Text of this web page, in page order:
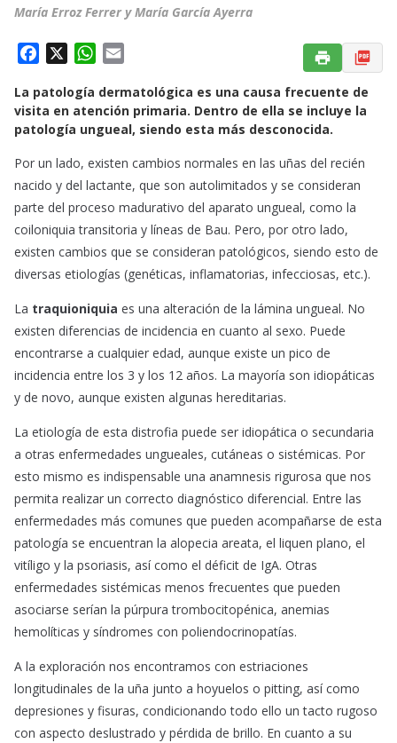
María Erroz Ferrer y María García Ayerra
c
e
b
o
o
k
W
a
t
s
A
p
p
a
i
l
La patología dermatológica es una causa frecuente de
visita en atención primaria. Dentro de ella se incluye la
patología ungueal, siendo esta más desconocida.
Por un lado, existen cambios normales en las uñas del recién
nacido y del lactante, que son autolimitados y se consideran
parte del proceso madurativo del aparato ungueal, como la
coiloniquia transitoria y líneas de Bau. Pero, por otro lado,
existen cambios que se consideran patológicos, siendo esto de
diversas etiologías (genéticas, inflamatorias, infecciosas, etc.).
La traquioniquia es una alteración de la lámina ungueal. No
existen diferencias de incidencia en cuanto al sexo. Puede
encontrarse a cualquier edad, aunque existe un pico de
incidencia entre los 3 y los 12 años. La mayoría son idiopáticas
y de novo, aunque existen algunas hereditarias.
La etiología de esta distrofia puede ser idiopática o secundaria
a otras enfermedades ungueales, cutáneas o sistémicas. Por
esto mismo es indispensable una anamnesis rigurosa que nos
permita realizar un correcto diagnóstico diferencial. Entre las
enfermedades más comunes que pueden acompañarse de esta
patología se encuentran la alopecia areata, el liquen plano, el
vitíligo y la psoriasis, así como el déficit de IgA. Otras
enfermedades sistémicas menos frecuentes que pueden
asociarse serían la púrpura trombocitopénica, anemias
hemolíticas y síndromes con poliendocrinopatías.
A la exploración nos encontramos con estriaciones
longitudinales de la uña junto a hoyuelos o pitting, así como
depresiones y fisuras, condicionando todo ello un tacto rugoso
con aspecto deslustrado y pérdida de brillo. En cuanto a su